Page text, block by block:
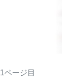
1ページ目